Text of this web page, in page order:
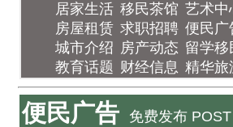
居家生活 移民茶馆 艺术中
房屋租赁 求职招聘 便民广
城市介绍 房产动态 留学移
教育话题 财经信息 精华旅
便民广告
免费发布